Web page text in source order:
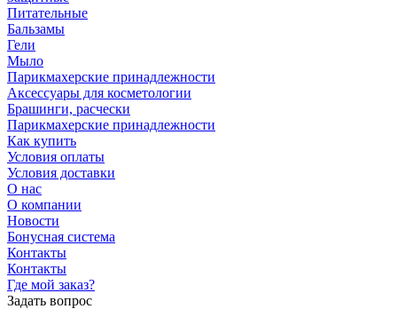
Питательные
Бальзамы
Гели
Мыло
Парикмахерские принадлежности
Аксессуары для косметологии
Брашинги, расчески
Парикмахерские принадлежности
Как купить
Условия оплаты
Условия доставки
О нас
О компании
Новости
Бонусная система
Контакты
Контакты
Где мой заказ?
Задать вопрос